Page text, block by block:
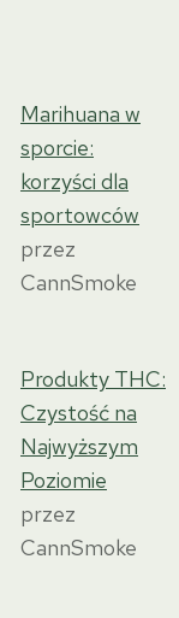
Marihuana w
sporcie:
korzyści dla
sportowców
przez
CannSmoke
Produkty THC:
Czystość na
Najwyższym
Poziomie
przez
CannSmoke